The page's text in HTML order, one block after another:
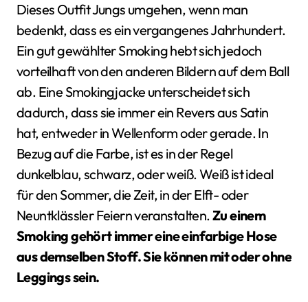
Dieses Outfit Jungs umgehen, wenn man
bedenkt, dass es ein vergangenes Jahrhundert.
Ein gut gewählter Smoking hebt sich jedoch
vorteilhaft von den anderen Bildern auf dem Ball
ab. Eine Smokingjacke unterscheidet sich
dadurch, dass sie immer ein Revers aus Satin
hat, entweder in Wellenform oder gerade. In
Bezug auf die Farbe, ist es in der Regel
dunkelblau, schwarz, oder weiß. Weiß ist ideal
für den Sommer, die Zeit, in der Elft- oder
Neuntklässler Feiern veranstalten.Zu einem
Smoking gehört immer eine einfarbige Hose
aus demselben Stoff. Sie können mit oder ohne
Leggings sein.